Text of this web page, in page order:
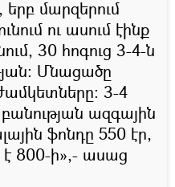
մարզերում
ու ասում էինք
30 հոգուց 3-4-ն
Մնացածը
3-4
ազգային
ֆոնդը 550 էր,
է 800-ի»,- ասաց